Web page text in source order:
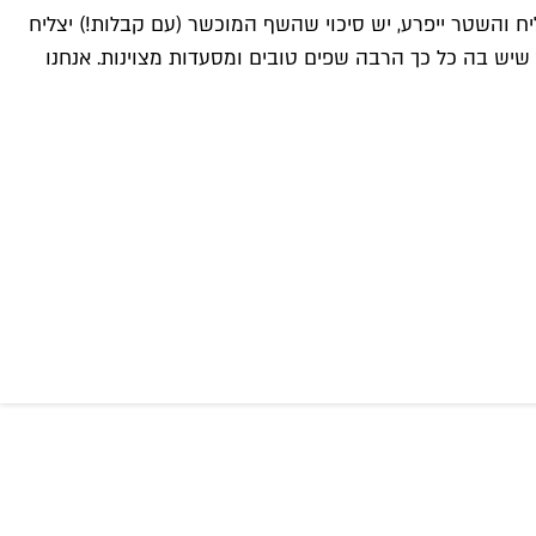
והשטר ייפרע, יש סיכוי שהשף המוכשר (עם קבלות!) יצליח
בה כל כך הרבה שפים טובים ומסעדות מצוינות. אנחנו